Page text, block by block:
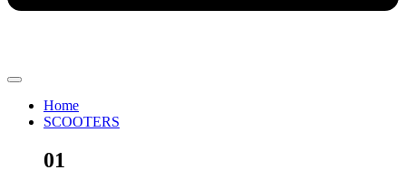
Home
SCOOTERS
01